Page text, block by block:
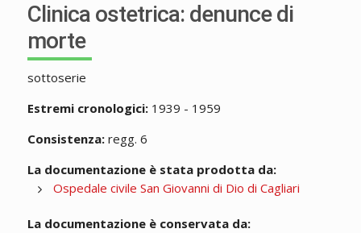
Clinica ostetrica: denunce di
morte
sottoserie
Estremi cronologici:1939 - 1959
Consistenza:regg. 6
La documentazione è stata prodotta da:
Ospedale civile San Giovanni di Dio di Cagliari
La documentazione è conservata da: